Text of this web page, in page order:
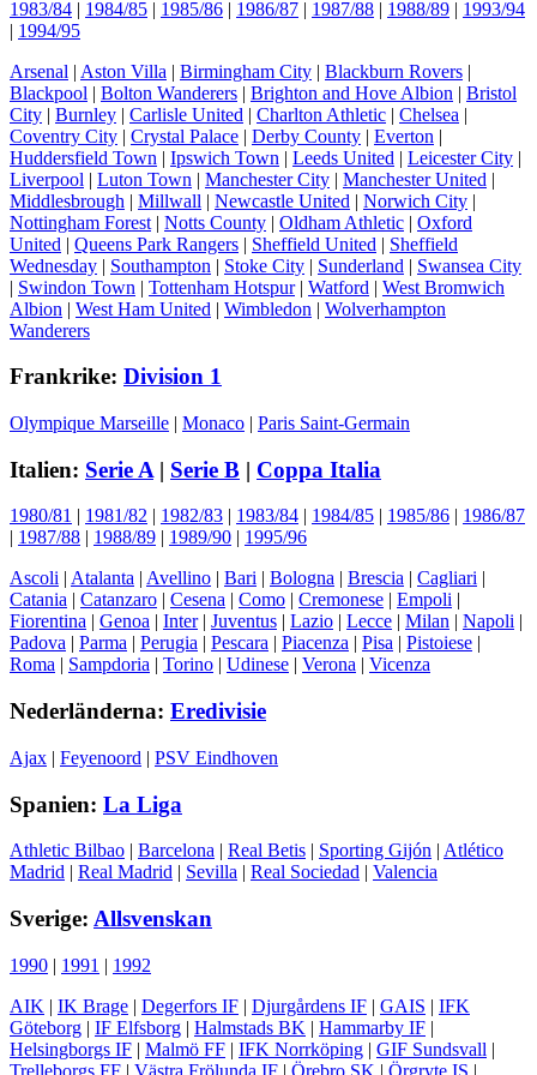
1983/84 | 1984/85 | 1985/86 | 1986/87 | 1987/88 | 1988/89 | 1993/94
| 1994/95
Arsenal | Aston Villa | Birmingham City | Blackburn Rovers |
Blackpool | Bolton Wanderers | Brighton and Hove Albion | Bristol
City | Burnley | Carlisle United | Charlton Athletic | Chelsea |
Coventry City | Crystal Palace | Derby County | Everton |
Huddersfield Town | Ipswich Town | Leeds United | Leicester City |
Liverpool | Luton Town | Manchester City | Manchester United |
Middlesbrough | Millwall | Newcastle United | Norwich City |
Nottingham Forest | Notts County | Oldham Athletic | Oxford
United | Queens Park Rangers | Sheffield United | Sheffield
Wednesday | Southampton | Stoke City | Sunderland | Swansea City
| Swindon Town | Tottenham Hotspur| Watford | West Bromwich
Albion | West Ham United | Wimbledon | Wolverhampton
Wanderers
Frankrike: Division 1
Olympique Marseille | Monaco | Paris Saint-Germain
Italien: Serie A | Serie B | Coppa Italia
1980/81 | 1981/82 | 1982/83 | 1983/84 | 1984/85 | 1985/86 | 1986/87
| 1987/88 | 1988/89 | 1989/90 | 1995/96
Ascoli | Atalanta | Avellino | Bari | Bologna | Brescia | Cagliari |
Catania | Catanzaro | Cesena | Como | Cremonese | Empoli |
Fiorentina | Genoa | Inter| Juventus | Lazio | Lecce | Milan | Napoli |
Padova | Parma | Perugia | Pescara | Piacenza | Pisa | Pistoiese |
Roma | Sampdoria | Torino | Udinese | Verona | Vicenza
Nederländerna: Eredivisie
Ajax | Feyenoord | PSV Eindhoven
Spanien: La Liga
Athletic Bilbao | Barcelona | Real Betis | Sporting Gijón | Atlético
Madrid | Real Madrid | Sevilla | Real Sociedad | Valencia
Sverige: Allsvenskan
1990 | 1991 | 1992
AIK | IK Brage | Degerfors IF | Djurgårdens IF | GAIS | IFK
Göteborg | IF Elfsborg | Halmstads BK | Hammarby IF |
Helsingborgs IF | Malmö FF | IFK Norrköping | GIF Sundsvall |
Trelleborgs FF | Västra Frölunda IF | Örebro SK | Örgryte IS |